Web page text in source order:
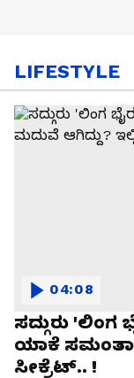
LIFESTYLE
ಸದ್ಗುರು
ಯಾಕೆ ಸಮಂತಾ
ಸೀಕ್ರೆಟ್.. !
04:08